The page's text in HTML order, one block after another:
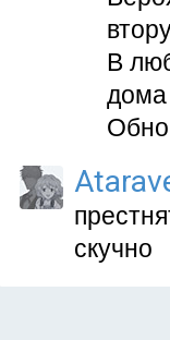
В
дома
скучно